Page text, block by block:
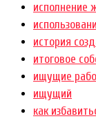
исполнение
история
итоговое
ищущие
ищущий
как